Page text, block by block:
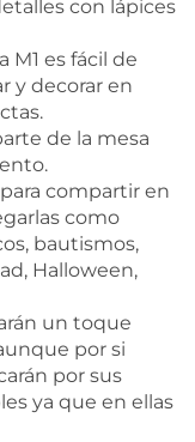
con lápices
M1 es fácil de
y decorar en
de la mesa
compartir en
como
bautismos,
Halloween,
un toque
por si
por sus
ya que en ellas